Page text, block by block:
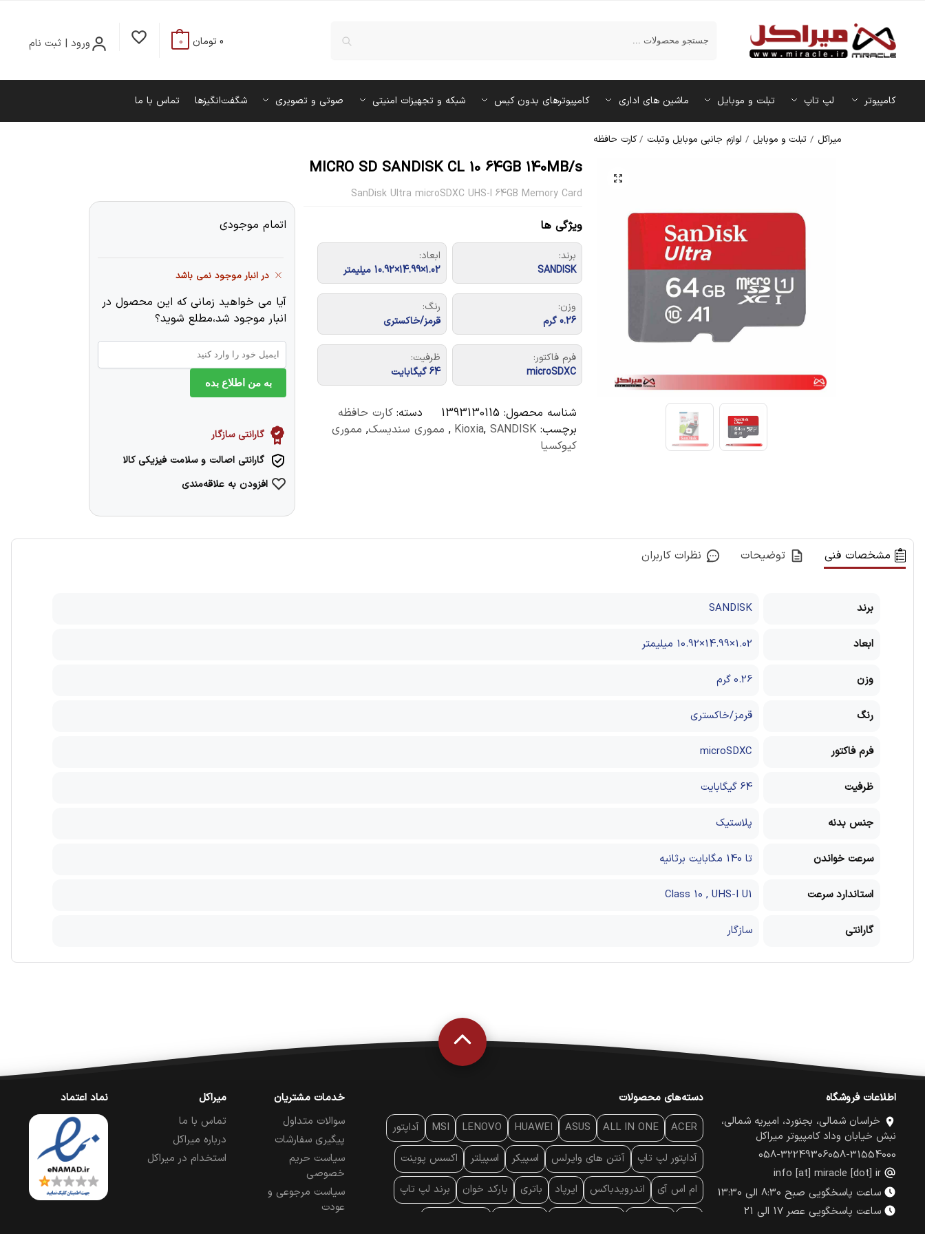
ورود | ثبت نام 0 تومان 0
کامپیوتر لپ تاپ تبلت و موبایل ماشین‌ های اداری کامپیوترهای بدون کیس شبکه و تجهیزات امنیتی صوتی و تصویری شگفت‌انگیزها تماس با ما
میراکل / تبلت و موبایل / لوازم جانبی موبایل وتبلت /کارت حافظه
MICRO SD SANDISK CL 10 64GB 140MB/s
SanDisk Ultra microSDXC UHS-I 64GB Memory Card
ویژگی ها
برند:
SANDISK
ابعاد:
1.02×14.99×10.92 میلیمتر
وزن:
0.26 گرم
رنگ:
قرمز/خاکستری
فرم فاکتور:
microSDXC
ظرفیت:
64 گیگابایت
شناسه محصول: 1393130115 دسته:کارت حافظه
برچسب:
Kioxia, SANDISK
, مموری سندیسک, مموری
کیوکسیا
اتمام موجودی
در انبار موجود نمی باشد
آیا می خواهید زمانی که این محصول در
انبار موجود شد،مطلع شوید؟
به من اطلاع بده
گارانتی سازگار
گارانتی اصالت و سلامت فیزیکی کالا
افزودن به علاقه‌مندی
مشخصات فنی توضیحات نظرات کاربران
برند SANDISK
ابعاد 1.02×14.99×10.92 میلیمتر
وزن 0.26 گرم
رنگ قرمز/خاکستری
فرم فاکتور microSDXC
ظرفیت 64 گیگابایت
جنس بدنه پلاستیک
سرعت خواندن تا 140 مگابایت برثانیه
استاندارد سرعت Class 10 , UHS-I U1
گارانتی سازگار
اطلاعات فروشگاه
خراسان شمالی، بجنورد، امیریه شمالی،
نبش خیابان وداد کامپیوتر میراکل
058-31554000
058-32249306
info [at] miracle [dot] ir
ساعت پاسخگویی صبح 8:30 الی 13:30
ساعت پاسخگویی عصر 17 الی 21
دسته‌های محصولات
ACER
ALL IN ONE
ASUS
HUAWEI
LENOVO
MSI
آداپتور
آداپتور لپ تاپ
آنتن‌ های وایرلس اسپیکر اسپیلتر
اکسس پوینت
ام اس آی
اندرویدباکس ایرپاد باتری بارکد خوان
برند لپ تاپ
خدمات مشتریان
سوالات متداول
پیگیری سفارشات
سیاست حریم
خصوصی
سیاست مرجوعی و
عودت
میراکل
تماس با ما
درباره میراکل
استخدام در میراکل
نماد اعتماد